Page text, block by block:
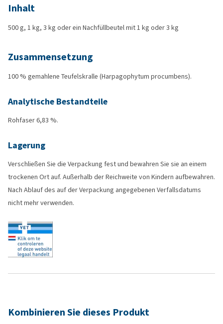
Inhalt
500 g, 1 kg, 3 kg oder ein Nachfüllbeutel mit 1 kg oder 3 kg
Zusammensetzung
100 % gemahlene Teufelskralle (Harpagophytum procumbens).
Analytische Bestandteile
Rohfaser 6,83 %.
Lagerung
Verschließen Sie die Verpackung fest und bewahren Sie sie an einem
trockenen Ort auf. Außerhalb der Reichweite von Kindern aufbewahren.
Nach Ablauf des auf der Verpackung angegebenen Verfallsdatums
nicht mehr verwenden.
Kombinieren Sie dieses Produkt